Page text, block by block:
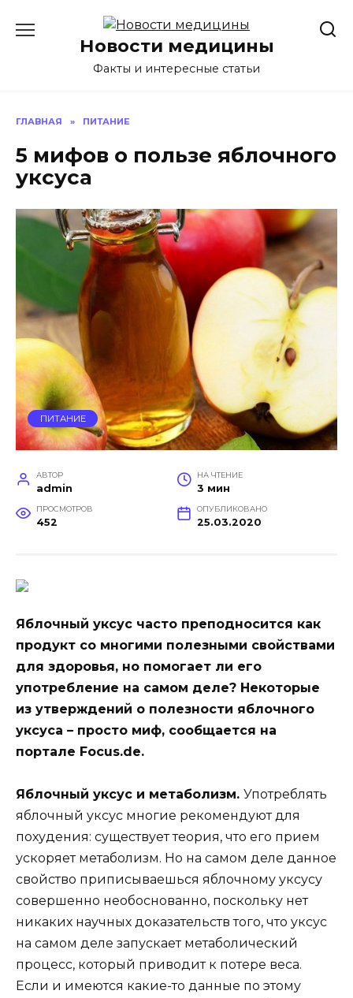
содержаниюНовости медицины
Факты и интересные статьи
ГЛАВНАЯ » ПИТАНИЕ
5 мифов о пользе яблочного
уксуса
ПИТАНИЕ
АВТОР
admin
НА ЧТЕНИЕ
3 мин
ПРОСМОТРОВ
452
ОПУБЛИКОВАНО
25.03.2020
Яблочный уксус часто преподносится как
продукт со многими полезными свойствами
для здоровья, но помогает ли его
употребление на самом деле? Некоторые
из утверждений о полезности яблочного
уксуса – просто миф, сообщается на
портале Focus.de.
Яблочный уксус и метаболизм. Употреблять
яблочный уксус многие рекомендуют для
похудения: существует теория, что его прием
ускоряет метаболизм. Но на самом деле данное
свойство приписываешься яблочному уксусу
совершенно необоснованно, поскольку нет
никаких научных доказательств того, что уксус
на самом деле запускает метаболический
процесс, который приводит к потере веса.
Если и имеются какие-то данные по этому